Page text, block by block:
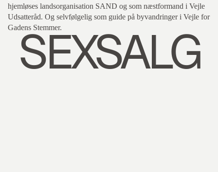
hjemløses landsorganisation SAND og som næstformand i Vejle
Udsatteråd. Og selvfølgelig som guide på byvandringer i Vejle for
Gadens Stemmer.
SEXSALG